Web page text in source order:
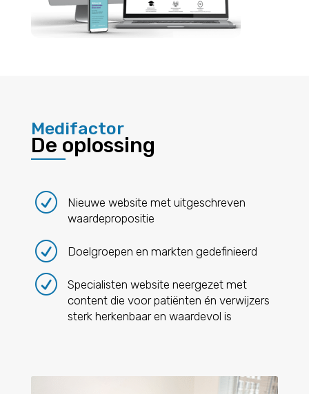
Medifactor
De oplossing
R
Nieuwe website met uitgeschreven
waardepropositie
R Doelgroepen en markten gedefinieerd
R
Specialisten website neergezet met
content die voor patiënten én verwijzers
sterk herkenbaar en waardevol is